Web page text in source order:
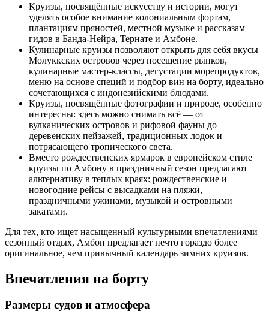
Круизы, посвящённые искусству и истории, могут
уделять особое внимание колониальным фортам,
плантациям пряностей, местной музыке и рассказам
гидов в Банда-Нейра, Тернате и Амбоне.
Кулинарные круизы позволяют открыть для себя вкусы
Молуккских островов через посещение рынков,
кулинарные мастер-классы, дегустации морепродуктов,
меню на основе специй и подбор вин на борту, идеально
сочетающихся с индонезийскими блюдами.
Круизы, посвящённые фотографии и природе, особенно
интересны: здесь можно снимать всё — от
вулканических островов и рифовой фауны до
деревенских пейзажей, традиционных лодок и
потрясающего тропического света.
Вместо рождественских ярмарок в европейском стиле
круизы по Амбону в праздничный сезон предлагают
альтернативу в теплых краях: рождественские и
новогодние рейсы с высадками на пляжи,
праздничными ужинами, музыкой и островными
закатами.
Для тех, кто ищет насыщенный культурными впечатлениями
сезонный отдых, Амбон предлагает нечто гораздо более
оригинальное, чем привычный календарь зимних круизов.
Впечатления на борту
Размеры судов и атмосфера